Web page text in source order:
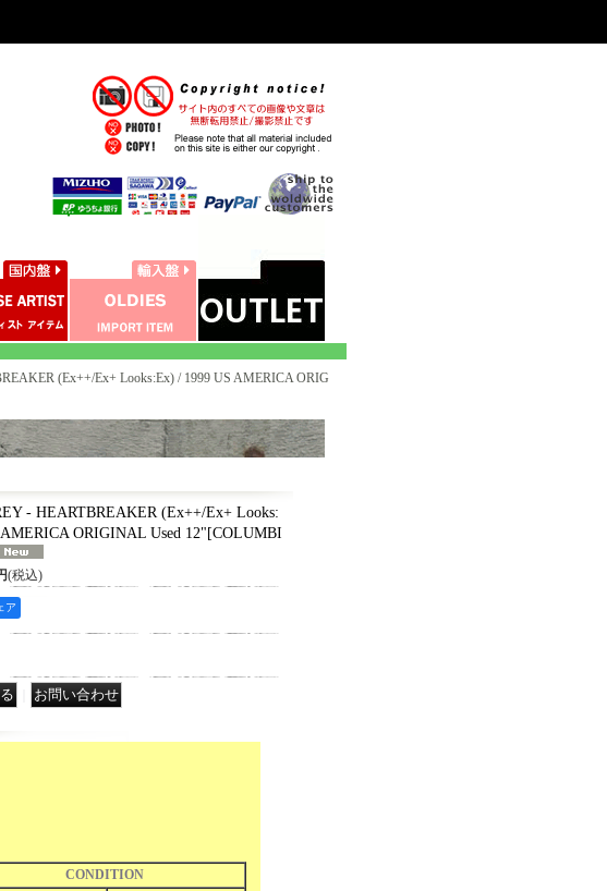
(Ex++/Ex+ Looks:Ex) / 1999 US AMERICA ORIG
- HEARTBREAKER (Ex++/Ex+ Looks:
ORIGINAL Used 12" [COLUMBI
(税込)
ア
CONDITION